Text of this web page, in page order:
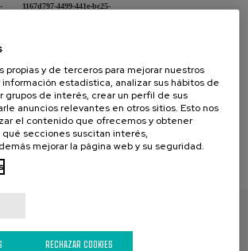
1167d797-4499-441e-bc25-
2-3-4-5-6 -7]
PresentaciónDiapositiva
TU PAPEL
propias y de terceros para mejorar nuestros
información estadística, analizar sus hábitos de
grupos de interés, crear un perfil de sus
anuncios relevantes en otros sitios. Esto nos
el contenido que ofrecemos y obtener
secciones suscitan interés,
mejorar la página web y su seguridad.
RECHAZAR COOKIES